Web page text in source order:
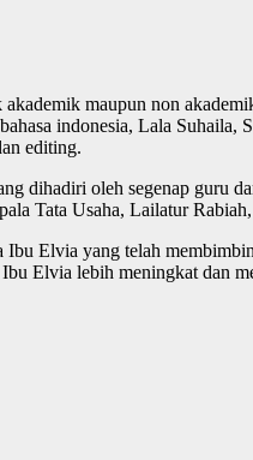
maupun non
indonesia, Lala
editing.
dihadiri oleh segenap
Tata Usaha, Lailatur
Elvia yang telah
Elvia lebih meningkat dan